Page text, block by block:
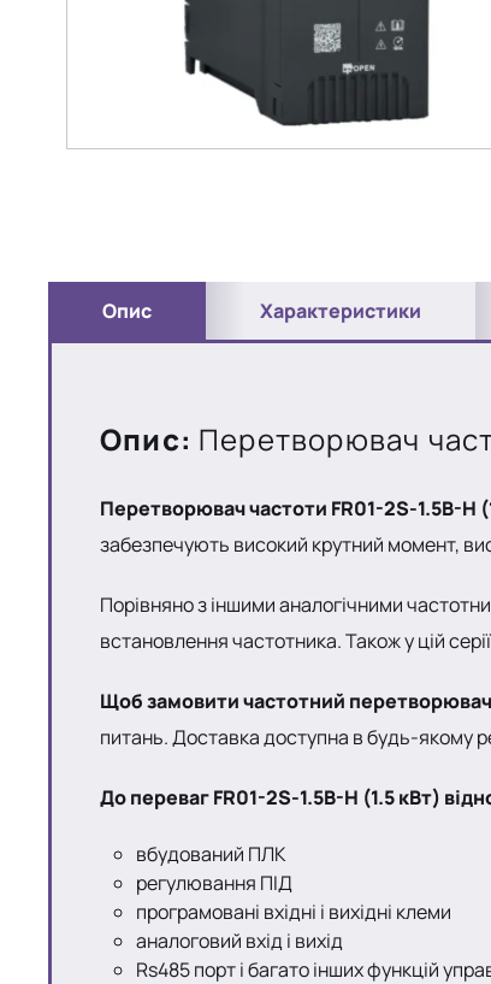
Опис Характеристики
Опис: Перетворювач
Перетворювач частоти FR01-2S-1.5B-H
забезпечують високий крутний момент,
Порівняно з іншими аналогічними
встановлення частотника. Також у цій
Щоб замовити частотний перетворювач
питань. Доставка доступна в будь-якому
До переваг FR01-2S-1.5B-H (1.5 кВт)
вбудований ПЛК
регулювання ПІД
програмовані вхідні і вихідні клеми
аналоговий вхід і вихід
Rs485 порт і багато інших функцій